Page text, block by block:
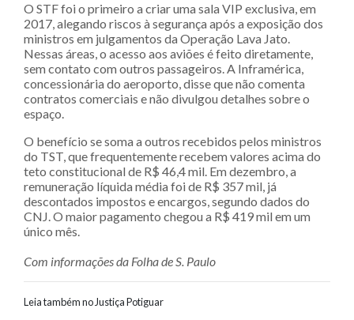
O STF foi o primeiro a criar uma sala VIP exclusiva, em
2017, alegando riscos à segurança após a exposição dos
ministros em julgamentos da Operação Lava Jato.
Nessas áreas, o acesso aos aviões é feito diretamente,
sem contato com outros passageiros. A Inframérica,
concessionária do aeroporto, disse que não comenta
contratos comerciais e não divulgou detalhes sobre o
espaço.
O benefício se soma a outros recebidos pelos ministros
do TST, que frequentemente recebem valores acima do
teto constitucional de R$ 46,4 mil. Em dezembro, a
remuneração líquida média foi de R$ 357 mil, já
descontados impostos e encargos, segundo dados do
CNJ. O maior pagamento chegou a R$ 419 mil em um
único mês.
Com informações da Folha de S. Paulo
Leia também no Justiça Potiguar